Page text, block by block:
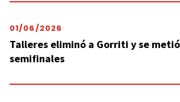
01/06/2026
Talleres eliminó a Gorriti y se
semifinales